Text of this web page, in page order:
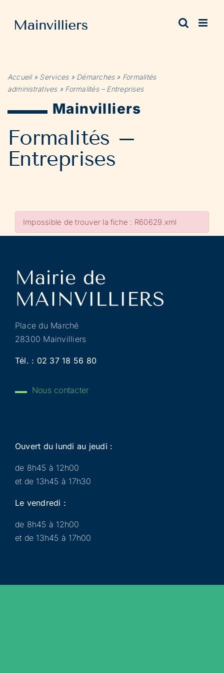
contenu
Accueil» Services» Démarches» Formalités
administratives» Formalités – Entreprises
Mainvilliers
Formalités –
Entreprises
Impossible de trouver la fiche : R60629.xml
Place du Marché
28300 Mainvilliers
Tél. : 02 37 18 56 80
Nous contacter
Ouvert du lundi au jeudi :
de 8h45 à 12h00
et de 13h45 à 17h30
Le vendredi :
de 8h45 à 12h00
et de 13h45 à 17h00